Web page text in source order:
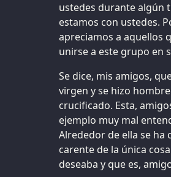
ustedes durante algún
estamos con ustedes.
apreciamos a aquellos
unirse a este grupo en
Se dice, mis amigos,
virgen y se hizo
crucificado. Esta,
ejemplo muy mal
Alrededor de ella se
carente de la única
deseaba y que es,